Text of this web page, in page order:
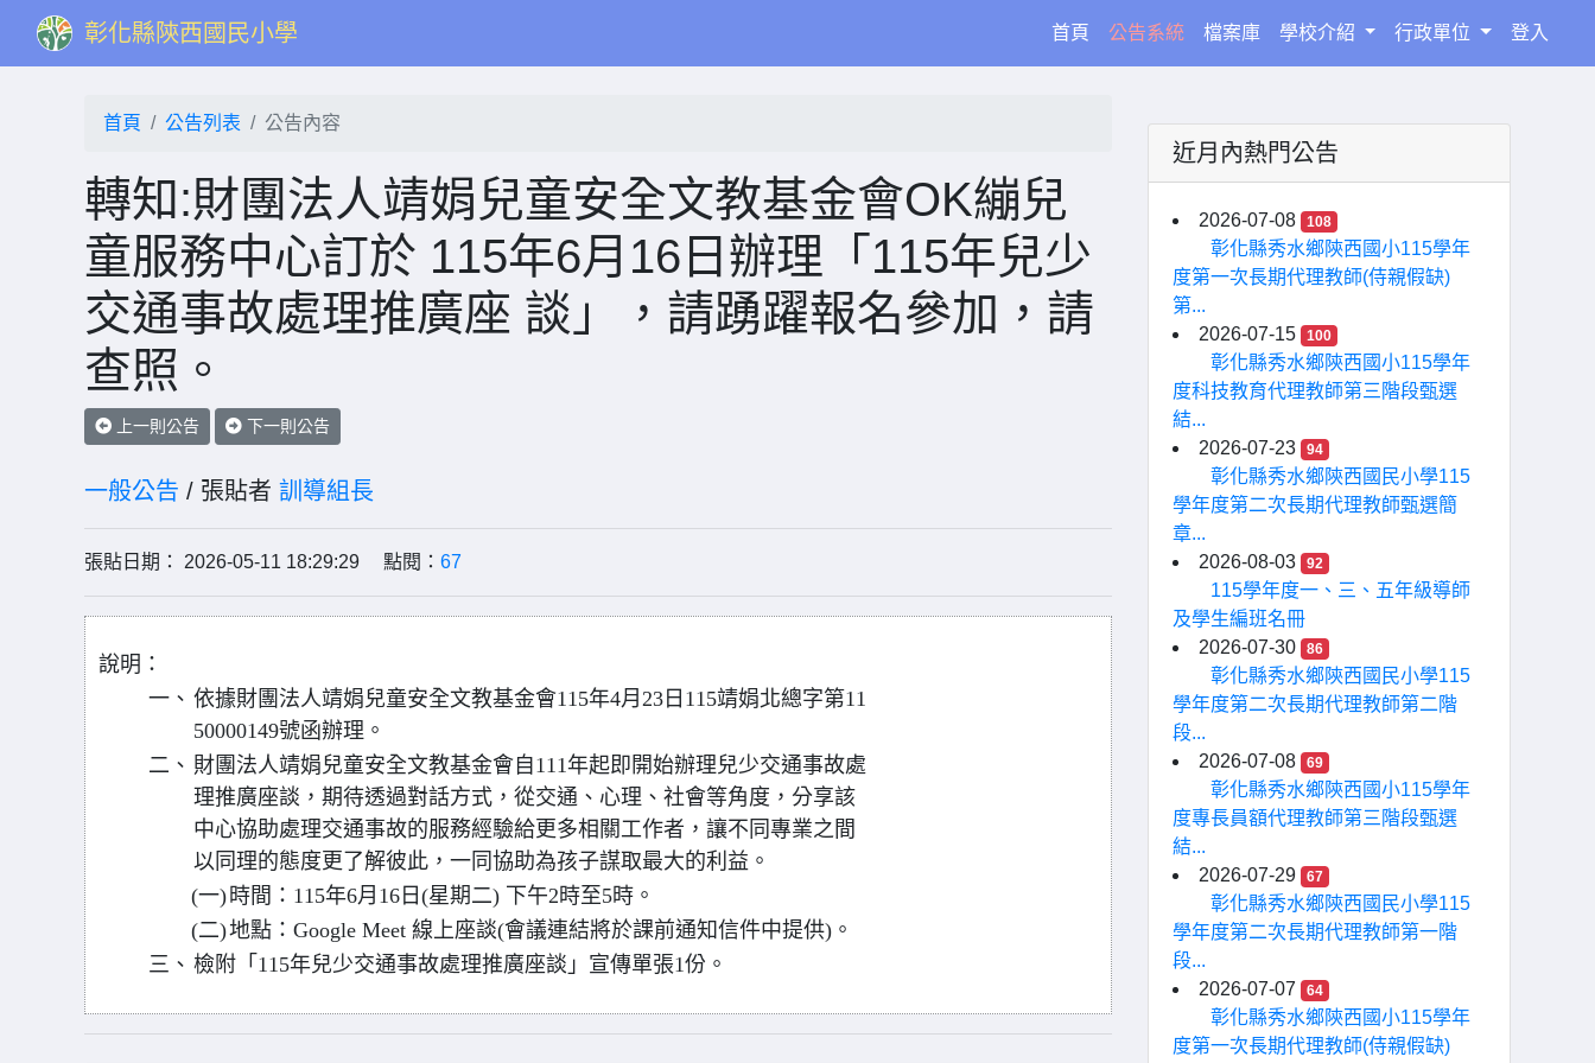
彰化縣陝西國民小學 首頁(current)
公告系統 檔案庫 學校介紹 行政單位 登入
首頁 公告列表 公告內容
轉知:財團法人靖娟兒童安全文教基金會OK繃兒
童服務中心訂於 115年6月16日辦理「115年兒少
交通事故處理推廣座 談」，請踴躍報名參加，請
查照。
上一則公告 下一則公告
一般公告 / 張貼者 訓導組長
張貼日期： 2026-05-11 18:29:29 點閱： 67
說明：
一、 依據財團法人靖娟兒童安全文教基金會115年4月23日115靖娟北總字第11
50000149號函辦理。
二、 財團法人靖娟兒童安全文教基金會自111年起即開始辦理兒少交通事故處
理推廣座談，期待透過對話方式，從交通、心理、社會等角度，分享該
中心協助處理交通事故的服務經驗給更多相關工作者，讓不同專業之間
以同理的態度更了解彼此，一同協助為孩子謀取最大的利益。
(一)時間：115年6月16日(星期二) 下午2時至5時。
(二)地點：Google Meet 線上座談(會議連結將於課前通知信件中提供)。
三、 檢附「115年兒少交通事故處理推廣座談」宣傳單張1份。
近月內熱門公告
2026-07-08 108
彰化縣秀水鄉陝西國小115學年
度第一次長期代理教師(侍親假缺)
第...
2026-07-15
100
彰化縣秀水鄉陝西國小115學年
度科技教育代理教師第三階段甄選
結...
2026-07-23
94
彰化縣秀水鄉陝西國民小學115
學年度第二次長期代理教師甄選簡
章...
2026-08-03
92
115學年度一、三、五年級導師
及學生編班名冊
2026-07-30
86
彰化縣秀水鄉陝西國民小學115
學年度第二次長期代理教師第二階
段...
2026-07-08
69
彰化縣秀水鄉陝西國小115學年
度專長員額代理教師第三階段甄選
結...
2026-07-29
67
彰化縣秀水鄉陝西國民小學115
學年度第二次長期代理教師第一階
段...
2026-07-07
64
彰化縣秀水鄉陝西國小115學年
度第一次長期代理教師(侍親假缺)